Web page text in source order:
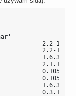
2.2-1
2.2-1
1.6.3-1
2.1.1-1
0.105-4
0.105-2
1.6.3-1
0.3.1-2